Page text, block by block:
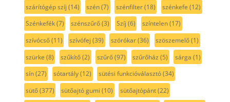
szárítógép szíj (14) szén(7) szénfilter(18) szénkefe (12)
Szénkefék(7) szénszűrő(3) Szíj (6) színtelen(17)
szívócső(11) szívófej (39) szórókar(36) szöszemelő(1)
szürke (8) szűkítő(2) szűrő(97) szűrőház (5) sárga (1)
sín(27) sótartály(12) sütési funkcióválasztó(34)
sütő(377) sütőajtó gumi (10) sütőajtópánt(22)